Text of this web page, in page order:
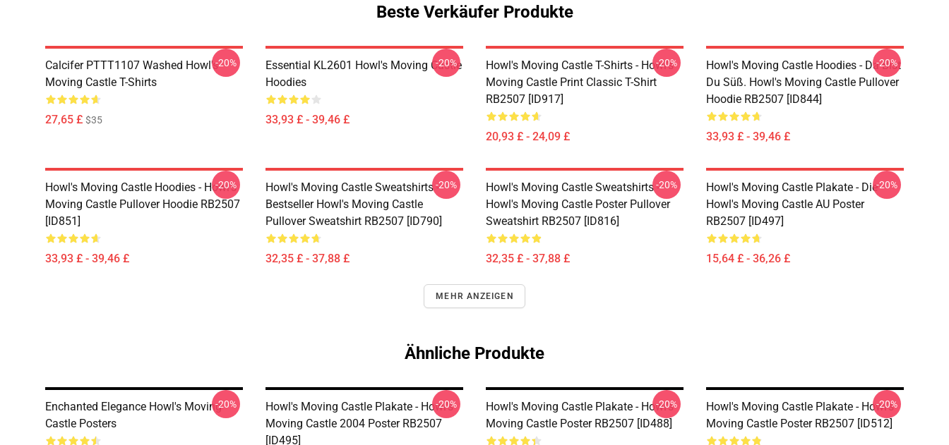
Beste Verkäufer Produkte
Calcifer PTTT1107 Washed Howl's
Moving Castle T-Shirts
27,65 £ $35
-20%
Essential KL2601 Howl's Moving Castle
Hoodies
33,93 £ - 39,46 £
-20%
Howl's Moving Castle T-Shirts - Howl's
Moving Castle Print Classic T-Shirt
RB2507 [ID917]
20,93 £ - 24,09 £
-20%
Howl's Moving Castle Hoodies - Da Bist
Du Süß. Howl's Moving Castle Pullover
Hoodie RB2507 [ID844]
33,93 £ - 39,46 £
-20%
Howl's Moving Castle Hoodies - Howl's
Moving Castle Pullover Hoodie RB2507
[ID851]
33,93 £ - 39,46 £
-20%
Howl's Moving Castle Sweatshirts -
Bestseller Howl's Moving Castle
Pullover Sweatshirt RB2507 [ID790]
32,35 £ - 37,88 £
-20%
Howl's Moving Castle Sweatshirts -
Howl's Moving Castle Poster Pullover
Sweatshirt RB2507 [ID816]
32,35 £ - 37,88 £
-20%
Howl's Moving Castle Plakate - Die
Howl's Moving Castle AU Poster
RB2507 [ID497]
15,64 £ - 36,26 £
-20%
MEHR ANZEIGEN
Ähnliche Produkte
Enchanted Elegance Howl's Moving
Castle Posters
-20%
Howl's Moving Castle Plakate - Howl's
Moving Castle 2004 Poster RB2507
[ID495]
-20%
Howl's Moving Castle Plakate - Howl's
Moving Castle Poster RB2507 [ID488]
-20%
Howl's Moving Castle Plakate - Howl's
Moving Castle Poster RB2507 [ID512]
-20%